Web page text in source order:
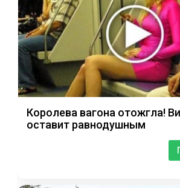
Королева вагона отожгла!
оставит равнодушным